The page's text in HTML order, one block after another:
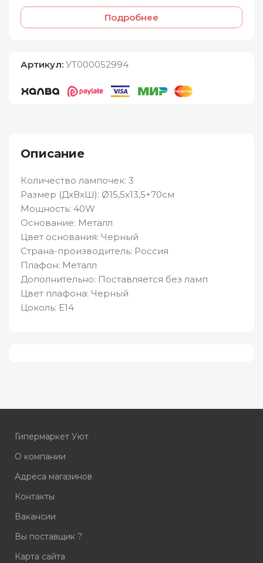
Подробнее
Артикул:УТ000052994
Описание
Количество лампочек: 3
Размер (ДхВхШ): Ø15,5х13,5+70см
Мощность: 40W
Основание: Металл
Цвет основания: Черный
Страна-производитель: Россия
Плафон: Металл
Дополнительно: Поставляется без ламп
Цвет плафона: Черный
Цоколь: E14
Гипермаркет Уют
О компании
Адреса магазинов
Контакты
Вакансии
Вы поставщик ?
Карта сайта